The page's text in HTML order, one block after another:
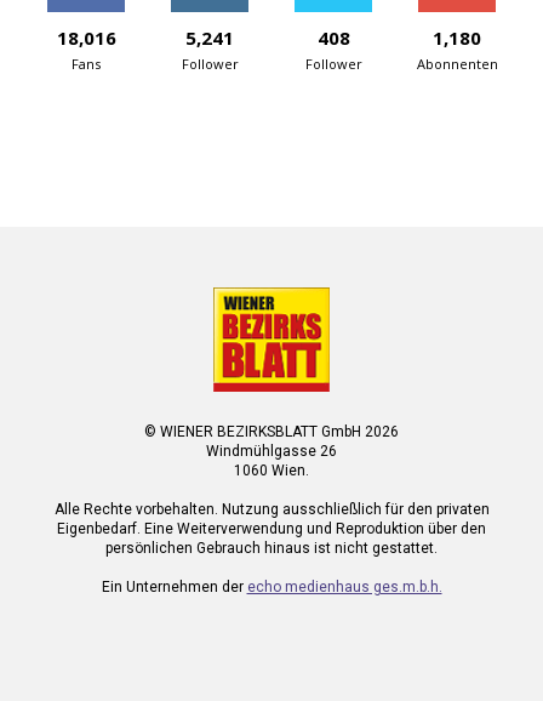
18,016
Fans
5,241
Follower
408
Follower
1,180
Abonnenten
© WIENER BEZIRKSBLATT GmbH 2026
Windmühlgasse 26
1060 Wien.
Alle Rechte vorbehalten. Nutzung ausschließlich für den privaten
Eigenbedarf. Eine Weiterverwendung und Reproduktion über den
persönlichen Gebrauch hinaus ist nicht gestattet.
Ein Unternehmen der echo medienhaus ges.m.b.h.